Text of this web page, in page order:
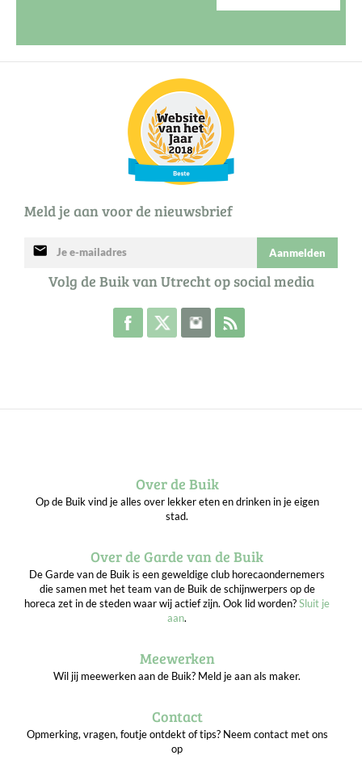
Meld je aan voor de nieuwsbrief
mail Aanmelden
Volg de Buik van Utrecht op social media
Volg de Buik op Facebook
Volg de Buik op Twitter
Volg de Buik op Instagram
Over de Buik
Op de Buik vind je alles over lekker eten en drinken in je eigen
stad.
Over de Garde van de Buik
De Garde van de Buik is een geweldige club horecaondernemers
die samen met het team van de Buik de schijnwerpers op de
horeca zet in de steden waar wij actief zijn. Ook lid worden?Sluit je
aan.
Meewerken
Wil jij meewerken aan de Buik? Meld je aan als maker.
Contact
Opmerking, vragen, foutje ontdekt of tips? Neem contact met ons
op